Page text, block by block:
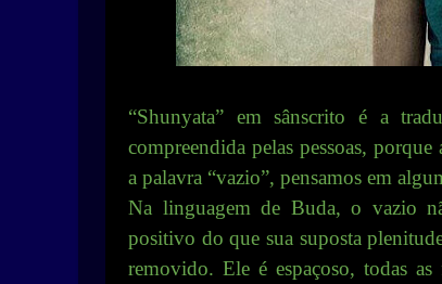
“Shunyata” em sânscrito é a
compreendida pelas pessoas,
a palavra “vazio”, pensamos em
Na linguagem de Buda, o vazio
positivo do que sua suposta
removido. Ele é espaçoso, todas